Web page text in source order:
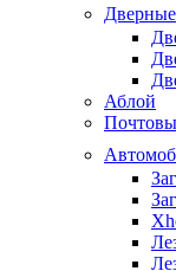
Дверные
Аблой